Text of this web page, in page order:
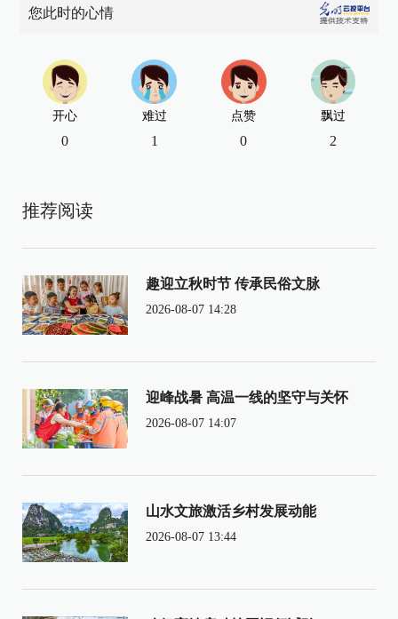
您此时的心情
开心
0
难过
1
点赞
0
飘过
2
推荐阅读
趣迎立秋时节 传承民俗文脉
2026-08-07 14:28
迎峰战暑 高温一线的坚守与关怀
2026-08-07 14:07
山水文旅激活乡村发展动能
2026-08-07 13:44